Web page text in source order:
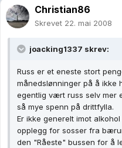
Christian86
Skrevet 22. mai 2008
joacking1337 skrev:
Russ er et eneste stort
månedslønninger på å ikke
egentlig vært russ selv mer
så mye spenn på drittfylla.
Er ikke generelt imot
opplegg for sosser fra
den "Råeste" bussen for å